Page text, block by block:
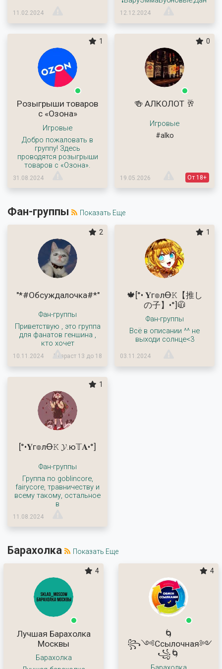
11.02.2024 12.12.2024
1
Розыгрыши товаров
с «Озона»
Игровые
Добро пожаловать в
группу! Здесь
проводятся розыгрыши
товаров с «Озона».
31.08.2024
0
🍻 АЛКОЛОТ 🥂
Игровые
#alko
19.05.2026 От 18+
Фан-группы Показать Еще
2
"*#Обсуждалочка#*"
Фан-группы
Приветствую , это группа
для фанатов геншина ,
кто хочет
10.11.2024 Возраст 13 до 18
1
🍁[°• 𝐘г๏лꝊ𝙺【推し
の子】•°]🧥
Фан-группы
Всё в описании ^^ не
выходи солнце<3
03.11.2024
1
[°•𝐘г๏лꝊ𝙺 𝓨.ю𝕋𝐀•°]
Фан-группы
Группа по goblincore,
fairycore, травничеству и
всему такому, остальное
в
11.08.2024
Барахолка Показать Еще
4
Лучшая Барахолка
Москвы
Барахолка
4
🌀
꧂༺Ссылочная༻
꧁🌀